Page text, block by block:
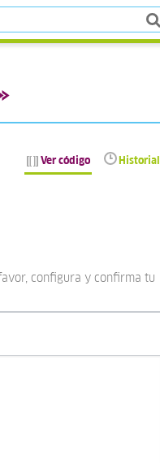
Ver código Historial
configura y confirma tu